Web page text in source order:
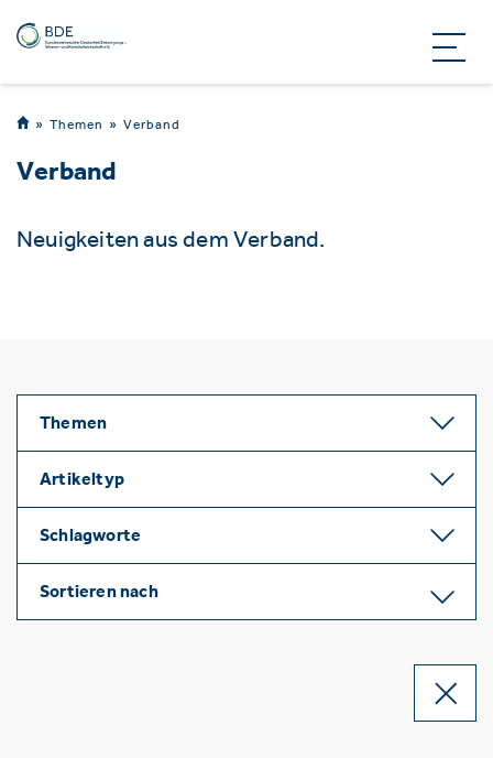
Themen Verband
Verband
Neuigkeiten aus dem Verband.
Themen
Artikeltyp
Schlagworte
Sortieren nach